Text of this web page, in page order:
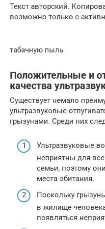
Текст авторский.
возможно только с
табачную пыль
Положительные и
качества
Существует немало
ультразвуковые
грызунами. Среди них
Ультразвуковые
неприятны для
семьи, поэтому
места обитания.
Поскольку
в жилище
появляться